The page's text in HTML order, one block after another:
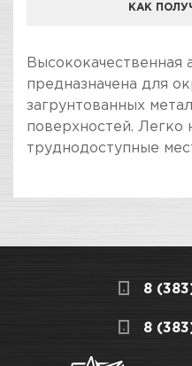
КАК
КОМПАНИЯ
ОФИЦИАЛЬНЫМ
Высококачественная
предназначена для
загрунтованных
поверхностей. Легко
труднодоступные
СКЛАДСКОЙ
получение товара
поэтому
8
8